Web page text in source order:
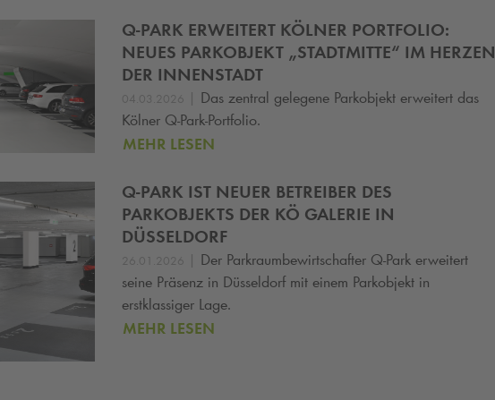
Q-PARK ERWEITERT KÖLNER PORTFOLIO:
NEUES PARKOBJEKT „STADTMITTE“ IM HERZEN
DER INNENSTADT
04.03.2026 | Das zentral gelegene Parkobjekt erweitert das
Kölner Q‑Park‑Portfolio.
MEHR LESEN
Q-PARK IST NEUER BETREIBER DES
PARKOBJEKTS DER KÖ GALERIE IN
DÜSSELDORF
26.01.2026 | Der Parkraumbewirtschafter Q-Park erweitert
seine Präsenz in Düsseldorf mit einem Parkobjekt in
erstklassiger Lage.
MEHR LESEN